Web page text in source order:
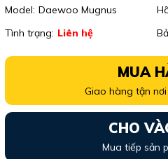
Model: Daewoo Mugnus
Tình trạng: Liên hệ
MUA
Giao hàng tận
CHO
Mua tiếp sản